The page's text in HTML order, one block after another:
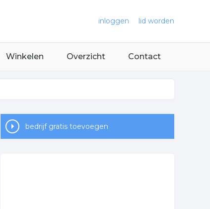
inloggen lid worden
Winkelen Overzicht Contact
bedrijf gratis toevoegen